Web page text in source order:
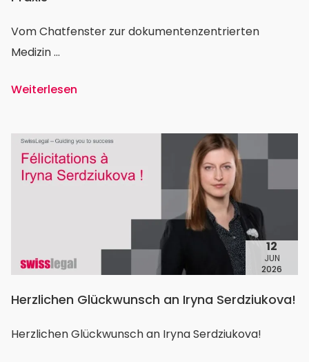
Vom Chatfenster zur dokumentenzentrierten
Medizin ...
Weiterlesen
12
JUN
2026
Herzlichen Glückwunsch an Iryna Serdziukova!
Herzlichen Glückwunsch an Iryna Serdziukova!